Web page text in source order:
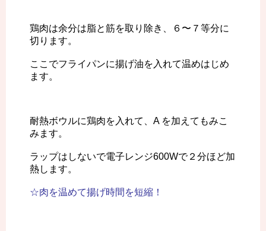
鶏肉は余分は脂と筋を取り除き、６〜７等分に
切ります。
ここでフライパンに揚げ油を入れて温めはじめ
ます。
耐熱ボウルに鶏肉を入れて、A を加えてもみこ
みます。
ラップはしないで電子レンジ600Wで２分ほど加
熱します。
☆肉を温めて揚げ時間を短縮！